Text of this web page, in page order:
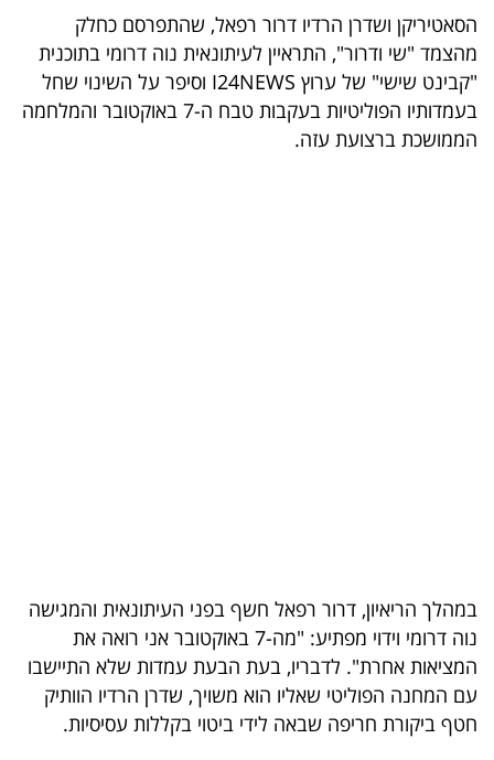
עסקי
ספורט
קריירה
ולימודים
המילון
הכלכלי
פודקאסט
הסאטיריקן ושדרן הרדיו דרור רפאל, שהתפרסם כחלק
מהצמד "שי ודרור", התראיין לעיתונאית נוה דרומי בתוכנית
"קבינט שישי" של ערוץ I24NEWS וסיפר על השינוי שחל
בעמדותיו הפוליטיות בעקבות טבח ה-7 באוקטובר והמלחמה
הממושכת ברצועת עזה.
במהלך הריאיון, דרור רפאל חשף בפני העיתונאית והמגישה
נוה דרומי וידוי מפתיע: "מה-7 באוקטובר אני רואה את
המציאות אחרת". לדבריו, בעת הבעת עמדות שלא התיישבו
עם המחנה הפוליטי שאליו הוא משויך, שדרן הרדיו הוותיק
חטף ביקורת חריפה שבאה לידי ביטוי בקללות עסיסיות.